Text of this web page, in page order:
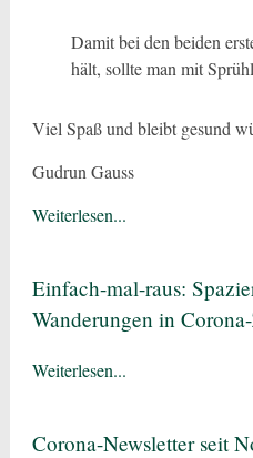
Damit bei den beiden
hält, sollte man mit
Viel Spaß und bleibt gesund
Gudrun Gauss
Weiterlesen...
Einfach-mal-raus:
Wanderungen in
Weiterlesen...
Corona-Newsletter seit